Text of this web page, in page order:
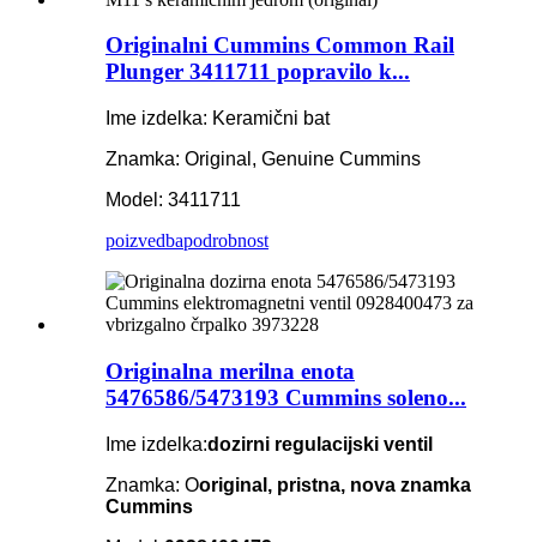
Originalni Cummins Common Rail
Plunger 3411711 popravilo k...
Ime izdelka: Keramični bat
Znamka: Original, Genuine Cummins
Model: 3411711
poizvedbapodrobnost
Originalna merilna enota
5476586/5473193 Cummins soleno...
Ime izdelka:dozirni regulacijski ventil
Znamka: Ooriginal, pristna, nova znamka
Cummins